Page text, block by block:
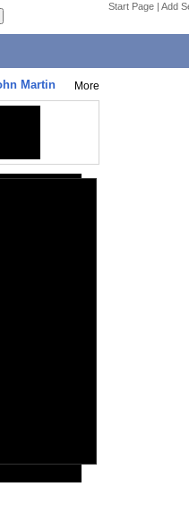
Start Page | Add
Martin More